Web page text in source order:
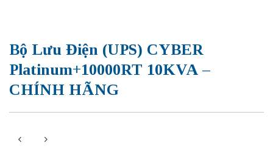
Bộ Lưu Điện (UPS) CYBER
Platinum+10000RT 10KVA –
CHÍNH HÃNG